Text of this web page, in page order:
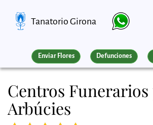
Tanatorio Girona
Enviar Flores Defunciones
Centros Funerarios
Arbúcies